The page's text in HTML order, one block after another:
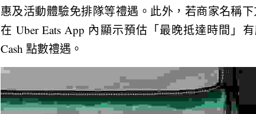
惠及活動體驗免排隊等禮遇。此外，若商家名稱
在 Uber Eats App 內顯示預估「最晚抵達時間」
Cash 點數禮遇。